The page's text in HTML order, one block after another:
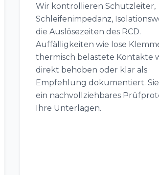
Wir kontrollieren Schutzleiter,
Schleifenimpedanz,
die Auslösezeiten des RCD.
Auffälligkeiten wie lose
thermisch belastete Kontakte
direkt behoben oder klar als
Empfehlung dokumentiert.
ein nachvollziehbares
Ihre Unterlagen.